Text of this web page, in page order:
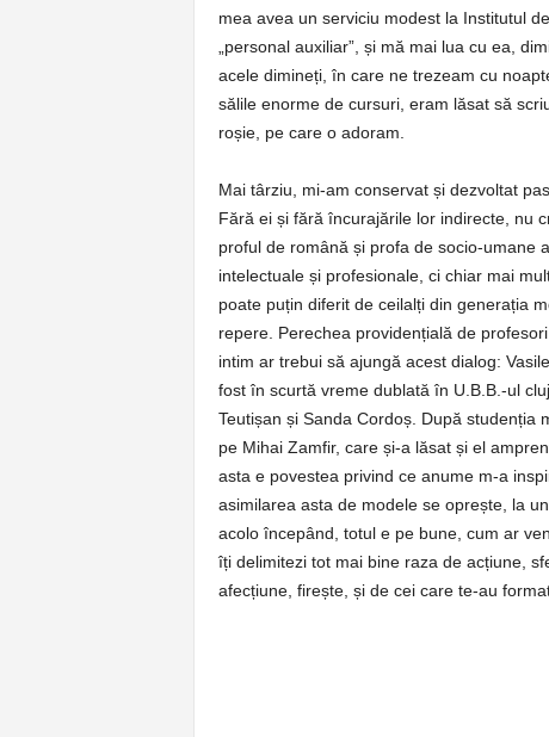
mea avea un serviciu modest la Institutul
„personal auxiliar”, și mă mai lua cu ea,
acele dimineți, în care ne trezeam cu
sălile enorme de cursuri, eram lăsat să
roșie, pe care o adoram.
Mai târziu, mi-am conservat și dezvoltat
Fără ei și fără încurajările lor indirecte, nu
proful de română și profa de socio-umane
intelectuale și profesionale, ci chiar mai
poate puțin diferit de ceilalți din generația
repere. Perechea providențială de
intim ar trebui să ajungă acest dialog:
fost în scurtă vreme dublată în U.B.B.-ul
Teutișan și Sanda Cordoș. După studenția
pe Mihai Zamfir, care și-a lăsat și el
asta e povestea privind ce anume m-a
asimilarea asta de modele se oprește, la
acolo începând, totul e pe bune, cum ar
îți delimitezi tot mai bine raza de acțiune,
afecțiune, firește, și de cei care te-au